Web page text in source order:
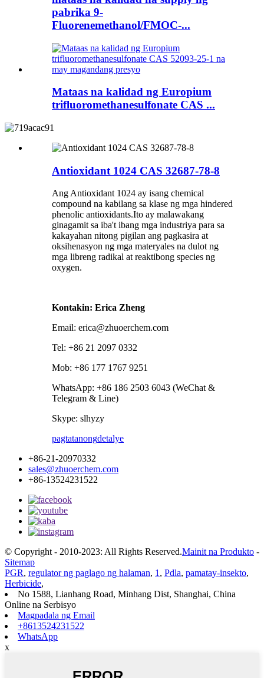
pabrika 9-
Fluorenemethanol/FMOC-...
Mataas na kalidad ng Europium
trifluoromethanesulfonate CAS ...
Antioxidant 1024 CAS 32687-78-8
Ang Antioxidant 1024 ay isang chemical
compound na kabilang sa klase ng mga hindered
phenolic antioxidants.Ito ay malawakang
ginagamit sa iba't ibang mga industriya para sa
kakayahan nitong pigilan ang pagkasira at
oksihenasyon ng mga materyales na dulot ng
mga libreng radikal at reaktibong species ng
oxygen.
Kontakin: Erica Zheng
Email: erica@zhuoerchem.com
Tel: +86 21 2097 0332
Mob: +86 177 1767 9251
WhatsApp: +86 186 2503 6043 (WeChat &
Telegram & Line)
Skype: slhyzy
pagtatanongdetalye
+86-21-20970332
sales@zhuoerchem.com
+86-13524231522
© Copyright - 2010-2023: All Rights Reserved.Mainit na Produkto -
Sitemap
PGR, regulator ng paglago ng halaman, 1, Pdla, pamatay-insekto,
Herbicide,
No 1588, Lianhang Road, Minhang Dist, Shanghai, China
Online na Serbisyo
Magpadala ng Email
+8613524231522
WhatsApp
x